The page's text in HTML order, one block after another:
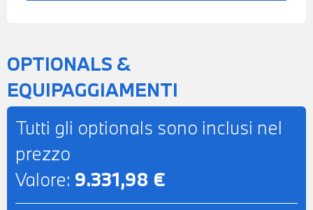
COMPATIBILITA' CON CONNECTED DRIVE
SERVICES - TELESERVICES - CHIAMATA
AUTOMATICO BIZONA - RETROVISORE
INTERNO AUTOANABBAGLIANTE -
CINTURE DI SICUREZZA M - SEDILI
ANTERIORI RISCALDABILI - POSSIBILITA'
OPTIONALS &
EQUIPAGGIAMENTI
Tutti gli optionals sono inclusi nel
prezzo
Valore: 9.331,98 €